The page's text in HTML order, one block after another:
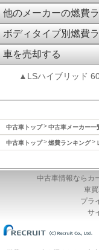
他のメーカーの燃費
ボディタイプ別燃費
車を売却する
▲LSハイブリッド
中古車トップ 中古車メーカー一
中古車トップ 燃費ランキング
中古車情報ならカ
車
プラ
サ